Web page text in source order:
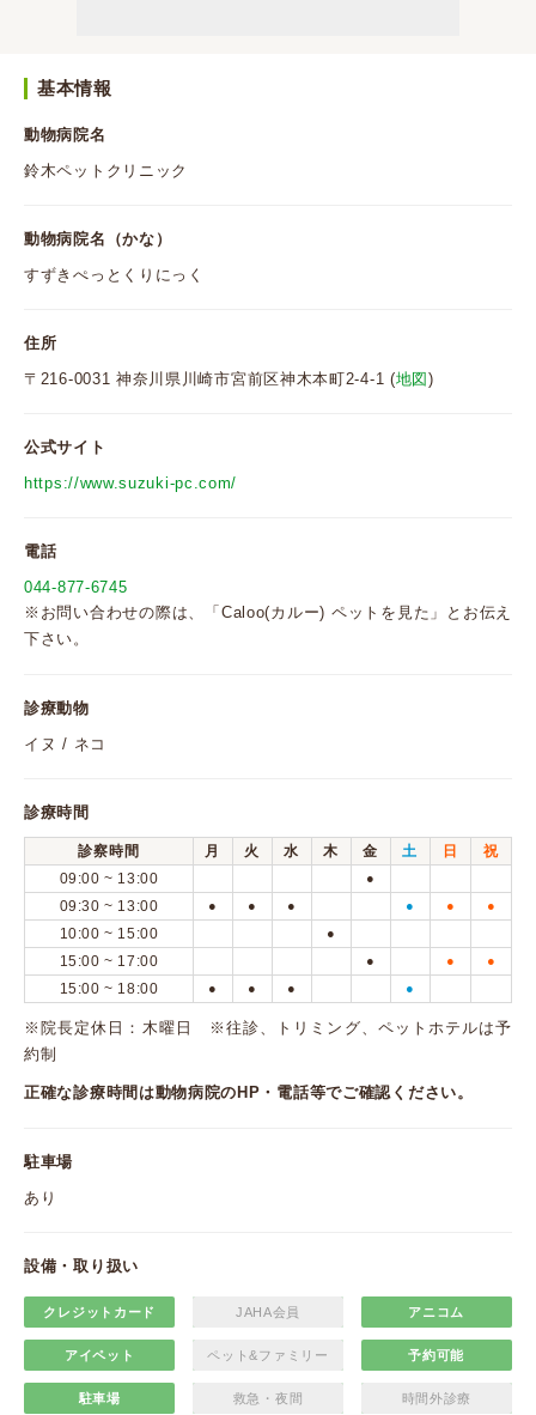
基本情報
動物病院名
鈴木ペットクリニック
動物病院名（かな）
すずきぺっとくりにっく
住所
〒216-0031 神奈川県川崎市宮前区神木本町2-4-1 (地図)
公式サイト
https://www.suzuki-pc.com/
電話
044-877-6745
※お問い合わせの際は、「Caloo(カルー) ペットを見た」とお伝え
下さい。
診療動物
イヌ / ネコ
診療時間
診察時間 月 火 水 木 金 土 日
祝
09:00 ~ 13:00
●
09:30 ~ 13:00 ● ● ● ● ● ●
10:00 ~ 15:00 ●
15:00 ~ 17:00 ● ● ●
15:00 ~ 18:00 ● ● ● ●
※院長定休日：木曜日 ※往診、トリミング、ペットホテルは予
約制
正確な診療時間は動物病院のHP・電話等でご確認ください。
駐車場
あり
設備・取り扱い
クレジットカード JAHA会員 アニコム
アイペット ペット&ファミリー 予約可能
駐車場 救急・夜間 時間外診療